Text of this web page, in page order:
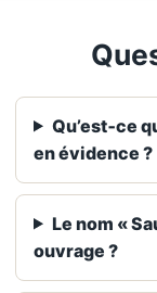
Qu’est‑ce
en évidence ?
Le nom «
ouvrage ?